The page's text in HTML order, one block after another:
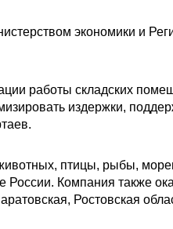
экономики и
работы складских
издержки,
птицы, рыбы,
России. Компания также
Ростовская